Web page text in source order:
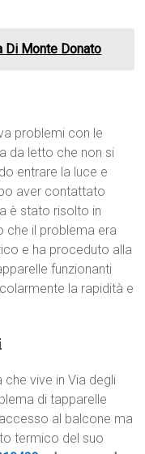
Di Monte Donato
problemi con le
da letto che non si
entrare la luce e
aver contattato
è stato risolto in
che il problema era
e ha proceduto alla
funzionanti
la rapidità e
vive in Via degli
di tapparelle
al balcone ma
termico del suo